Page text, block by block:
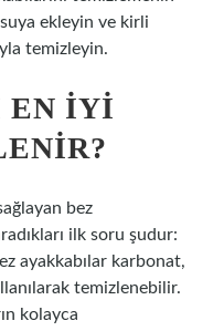
ekleyin ve kirli
temizleyin.
EN IYI
bez
ilk soru şudur:
ayakkabılar karbonat,
temizlenebilir.
kolayca